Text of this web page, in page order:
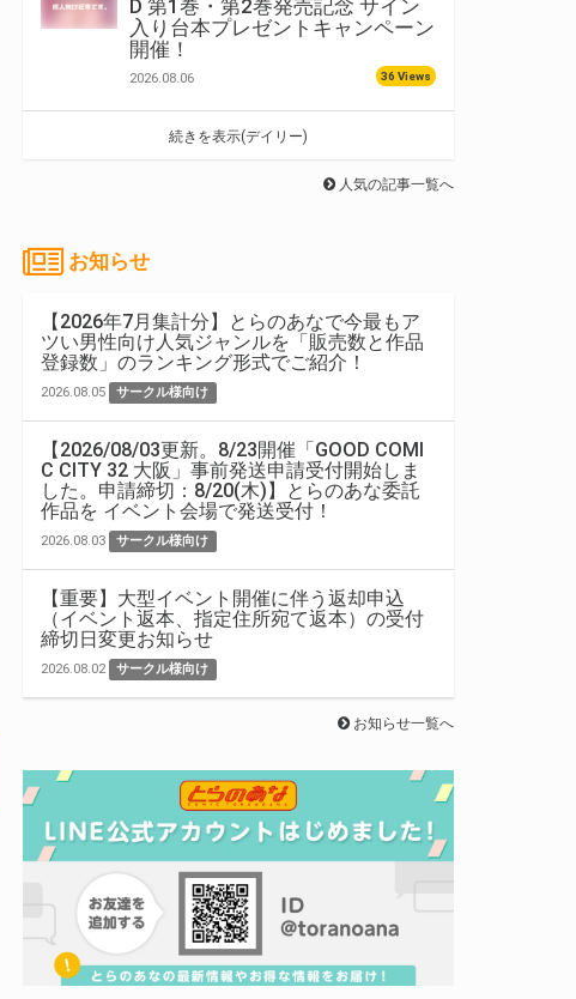
D 第1巻・第2巻発売記念 サイン
入り台本プレゼントキャンペーン
開催！
2026.08.06 36 Views
続きを表示(デイリー)
人気の記事一覧へ
お知らせ
【2026年7月集計分】とらのあなで今最もア
ツい男性向け人気ジャンルを「販売数と作品
登録数」のランキング形式でご紹介！
2026.08.05 サークル様向け
【2026/08/03更新。8/23開催「GOOD COMI
C CITY 32 大阪」事前発送申請受付開始しま
した。申請締切：8/20(木)】とらのあな委託
作品を イベント会場で発送受付！
2026.08.03 サークル様向け
【重要】大型イベント開催に伴う返却申込
（イベント返本、指定住所宛て返本）の受付
締切日変更お知らせ
2026.08.02 サークル様向け
お知らせ一覧へ